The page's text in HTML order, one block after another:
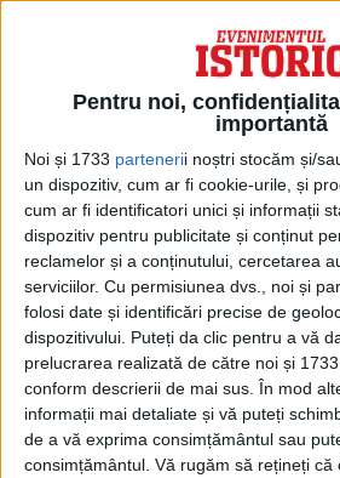
Pentru noi,
importantă
Noi și 1733 partenerii noștri stocăm și/
un dispozitiv, cum ar fi cookie-urile, și
cum ar fi identificatori unici și informații
dispozitiv pentru publicitate și conținut
reclamelor și a conținutului, cercetarea
serviciilor. Cu permisiunea dvs., noi și
folosi date și identificări precise de
dispozitivului. Puteți da clic pentru a vă
prelucrarea realizată de către noi și
conform descrierii de mai sus. În mod
informații mai detaliate și vă puteți
de a vă exprima consimțământul sau
consimțământul. Vă rugăm să rețineți că
NICI STOKER ȘI NICI
AJUNS VREODATĂ ÎN
Ei nu au văzut niciodată cu
ținuturile pe care le-au
interacționat cu cultura în
personajele. Totuși, unele
apreciate opere ale lor pe
internațional prezintă în
cultura românească. În
vorbim, evident, despre
1897, „Dracula”.